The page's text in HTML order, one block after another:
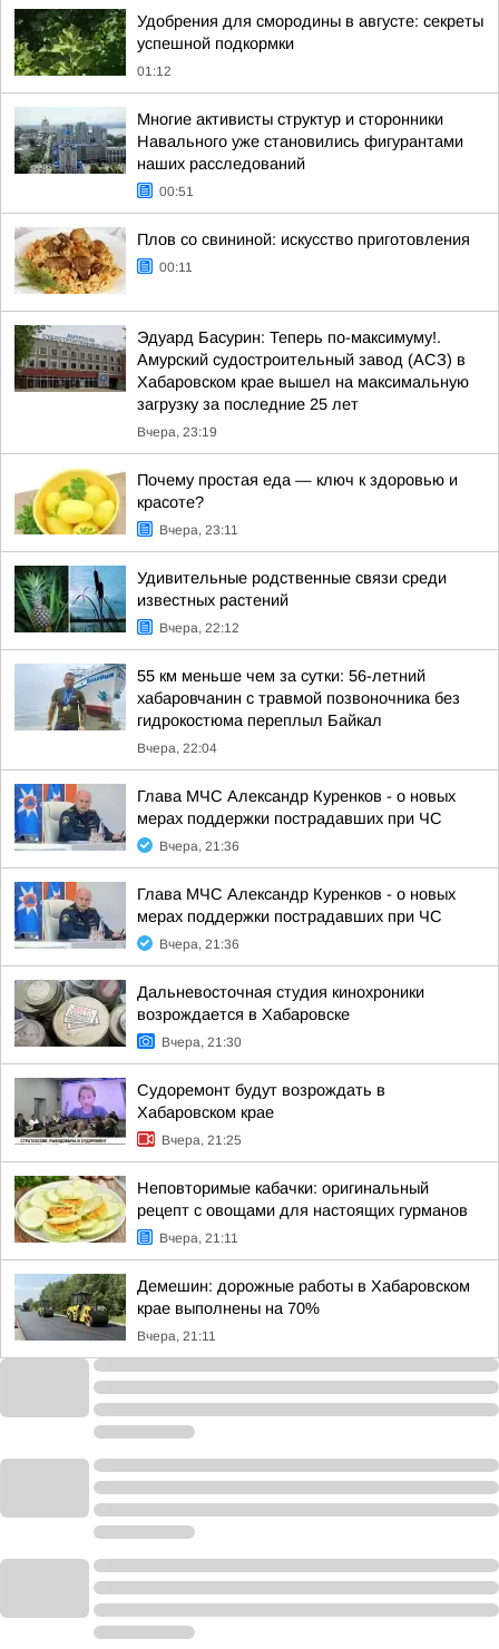
Удобрения для смородины в августе: секреты
успешной подкормки
01:12
Многие активисты структур и сторонники
Навального уже становились фигурантами
наших расследований
00:51
Плов со свининой: искусство приготовления
00:11
Эдуард Басурин: Теперь по-максимуму!.
Амурский судостроительный завод (АСЗ) в
Хабаровском крае вышел на максимальную
загрузку за последние 25 лет
Вчера, 23:19
Почему простая еда — ключ к здоровью и
красоте?
Вчера, 23:11
Удивительные родственные связи среди
известных растений
Вчера, 22:12
55 км меньше чем за сутки: 56-летний
хабаровчанин с травмой позвоночника без
гидрокостюма переплыл Байкал
Вчера, 22:04
Глава МЧС Александр Куренков - о новых
мерах поддержки пострадавших при ЧС
Вчера, 21:36
Глава МЧС Александр Куренков - о новых
мерах поддержки пострадавших при ЧС
Вчера, 21:36
Дальневосточная студия кинохроники
возрождается в Хабаровске
Вчера, 21:30
Судоремонт будут возрождать в
Хабаровском крае
Вчера, 21:25
Неповторимые кабачки: оригинальный
рецепт с овощами для настоящих гурманов
Вчера, 21:11
Демешин: дорожные работы в Хабаровском
крае выполнены на 70%
Вчера, 21:11